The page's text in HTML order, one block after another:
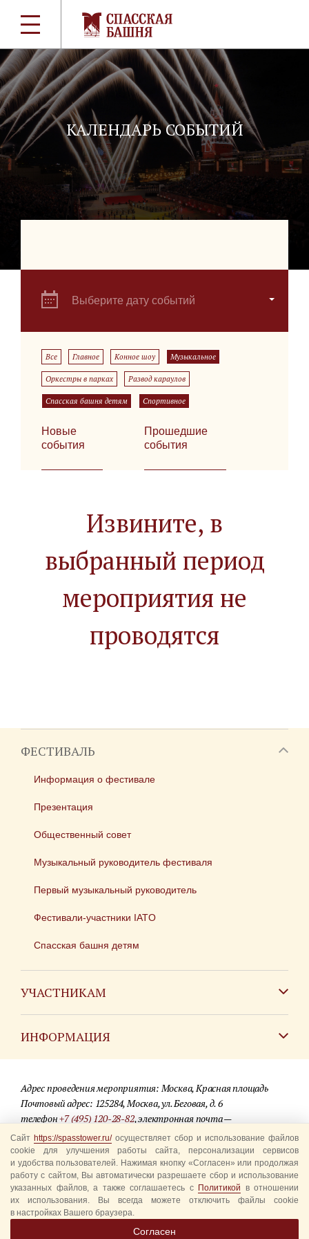
КАЛЕНДАРЬ СОБЫТИЙ
Выберите дату событий
Все Главное Конное шоу Музыкальное
Оркестры в парках Развод караулов
Спасская башня детям Спортивное
Новые
события
Прошедшие
события
Извините, в
выбранный период
мероприятия не
проводятся
ФЕСТИВАЛЬ
Информация о фестивале
Презентация
Общественный совет
Музыкальный руководитель фестиваля
Первый музыкальный руководитель
Фестивали-участники IATO
Спасская башня детям
УЧАСТНИКАМ
ИНФОРМАЦИЯ
Для СМИ
Где купить билеты
Акции
Вопрос-ответ
Правила посещения
Уполномоченные представители
Адрес проведения мероприятия: Москва, Красная площадь
Почтовый адрес: 125284, Москва, ул. Беговая, д. 6
телефон+7 (495) 120-28-82, электронная почта —
info@spasstower.ru
© 2009-2025 Официальный сайт фестиваля «Спасская башня»
Разработка сайта —студия «Сибирикс»
Сайт https://spasstower.ru/осуществляет сбор и использование файлов
cookie для улучшения работы сайта, персонализации сервисов
и удобства пользователей. Нажимая кнопку «Согласен» или продолжая
работу с сайтом, Вы автоматически разрешаете сбор и использование
указанных файлов, а также соглашаетесь с Политикой в отношении
их использования. Вы всегда можете отключить файлы cookie
в настройках Вашего браузера.
Согласен